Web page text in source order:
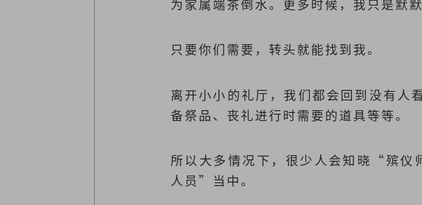
为家属端茶倒水。更多时候，我只是默
只要你们需要，转头就能找到我。
离开小小的礼厅，我们都会回到没有
备祭品、丧礼进行时需要的道具等等。
所以大多情况下，很少人会知晓“殡
人员”当中。